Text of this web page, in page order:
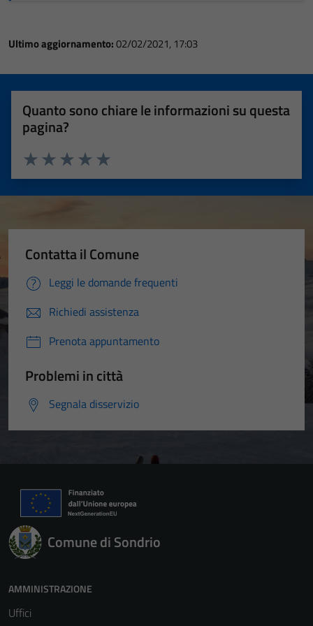
Ultimo aggiornamento:02/02/2021, 17:03
Quanto sono chiare le informazioni su questa
pagina?
Valuta 5 stelle su 5
Valuta 4 stelle su 5
Valuta 3 stelle su 5
Valuta 2 stelle su 5
Valuta 1 stelle su 5
Contatta il Comune
Leggi le domande frequenti
Richiedi assistenza
Prenota appuntamento
Problemi in città
Segnala disservizio
Comune di Sondrio
AMMINISTRAZIONE
Uffici